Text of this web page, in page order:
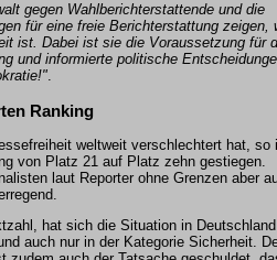
gegen Wahlberichterstattende und die
für eine freie Berichterstattung zeigen,
ist. Dabei ist sie die Voraussetzung für
und informierte politische
.
Ranking
weltweit verschlechtert hat, so
von Platz 21 auf Platz zehn gestiegen.
laut Reporter ohne Grenzen aber
hat sich die Situation in Deutschland
auch nur in der Kategorie Sicherheit.